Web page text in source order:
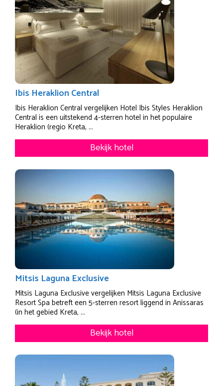
Ibis Heraklion Central
Ibis Heraklion Central vergelijken Hotel Ibis Styles Heraklion
Central is een uitstekend 4-sterren hotel in het populaire
Heraklion (regio Kreta, ...
Bekijk hotel
Mitsis Laguna Exclusive
Mitsis Laguna Exclusive vergelijken Mitsis Laguna Exclusive
Resort Spa betreft een 5-sterren resort liggend in Anissaras
(in het gebied Kreta, ...
Bekijk hotel